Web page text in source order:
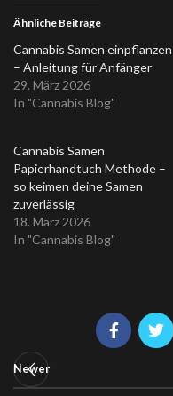
Ähnliche Beiträge
Cannabis Samen einpflanzen
– Anleitung für Anfänger
29. März 2026
In "Cannabis Blog"
Cannabis Samen
Papierhandtuch Methode –
so keimen deine Samen
zuverlässig
18. März 2026
In "Cannabis Blog"
Newer